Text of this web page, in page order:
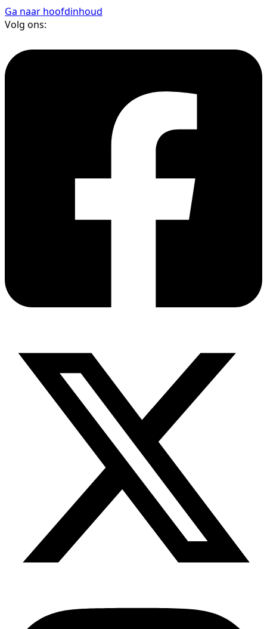
Ga naar hoofdinhoud
Volg ons: